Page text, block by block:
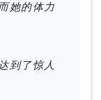
她的体力
到了惊人